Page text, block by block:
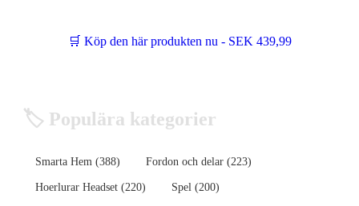
🛒 Köp den här produkten nu - SEK 439,99
🏷️ Populära kategorier
Smarta Hem (388) Fordon och delar (223)
Hoerlurar Headset (220) Spel (200)